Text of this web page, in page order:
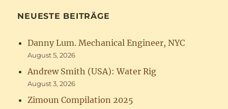
NEUESTE BEITRÄGE
Danny Lum. Mechanical Engineer, NYC
August 5, 2026
Andrew Smith (USA): Water Rig
August 3, 2026
Zimoun Compilation 2025